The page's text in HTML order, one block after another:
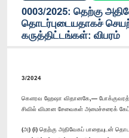
0003/2025: தெற்கு
தொடர்புடையதாகச்
கருத்திட்டங்கள்: விபரம்
3/2024
கௌரவ ஹேஷா விதானகே,—
சிவில் விமான சேவைகள் அமைச்சரைக்
(அ) (i) தெற்கு அதிவேகப் பாதையுடன்